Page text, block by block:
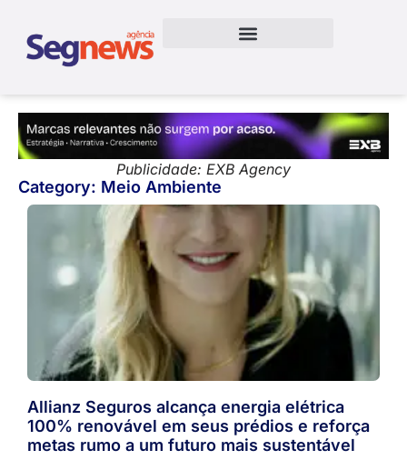
Publicidade: EXB Agency
Category: Meio Ambiente
Allianz Seguros alcança energia elétrica
100% renovável em seus prédios e reforça
metas rumo a um futuro mais sustentável